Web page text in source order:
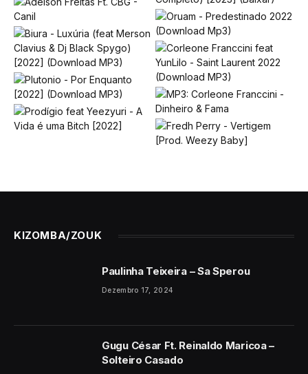
KIZOMBA/ZOUK
Paulinha Teixeira – Sa Sperou
Dezembro 17, 2024
Gugu César Ft. Reinaldo Maricoa –
Solteiro Casado